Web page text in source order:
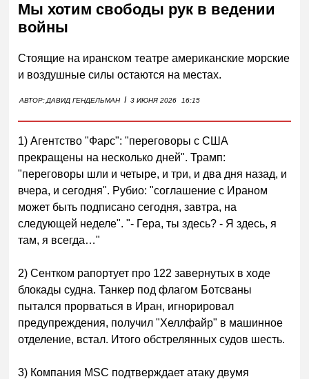
Мы хотим свободы рук в ведении
войны
Стоящие на иранском театре американские морские
и воздушные силы остаются на местах.
АВТОР:ДАВИД ГЕНДЕЛЬМАН I 3 ИЮНЯ 2026 16:15
1) Агентство "Фарс": "переговоры с США
прекращены на несколько дней". Трамп:
"переговоры шли и четыре, и три, и два дня назад, и
вчера, и сегодня". Рубио: "соглашение с Ираном
может быть подписано сегодня, завтра, на
следующей неделе". "- Гера, ты здесь? - Я здесь, я
там, я всегда…"
2) Сентком рапортует про 122 завернутых в ходе
блокады судна. Танкер под флагом Ботсваны
пытался прорваться в Иран, игнорировал
предупреждения, получил "Хеллфайр" в машинное
отделение, встал. Итого обстрелянных судов шесть.
3) Компания MSC подтверждает атаку двумя